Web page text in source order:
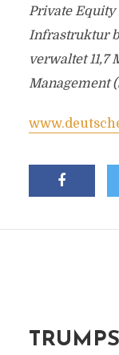
Private
Infrastruktur
verwaltet 11,7
Management